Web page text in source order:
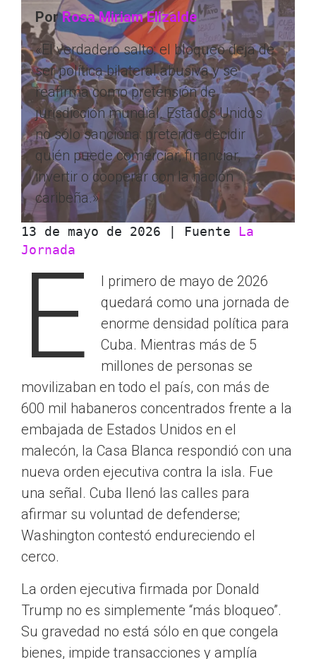
PorRosa Miriam Elizalde
«El verdadero salto: el bloqueo deja de
ser política bilateral abusiva y se
reafirma como pretensión de
jurisdicción mundial. Estados Unidos
no sólo sanciona: pretende decidir
quién puede comerciar, financiar,
invertir o cooperar con la nación
caribeña.»
13 de mayo de 2026 | Fuente
La
Jornada
E
l primero de mayo de 2026
quedará como una jornada de
enorme densidad política para
Cuba. Mientras más de 5
millones de personas se
movilizaban en todo el país, con más de
600 mil habaneros concentrados frente a la
embajada de Estados Unidos en el
malecón, la Casa Blanca respondió con una
nueva orden ejecutiva contra la isla. Fue
una señal. Cuba llenó las calles para
afirmar su voluntad de defenderse;
Washington contestó endureciendo el
cerco.
La orden ejecutiva firmada por Donald
Trump no es simplemente “más bloqueo”.
Su gravedad no está sólo en que congela
bienes, impide transacciones y amplía